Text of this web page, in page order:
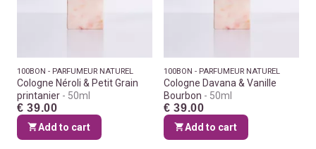
100BON - PARFUMEUR NATUREL
Cologne Néroli & Petit Grain
printanier
50ml
€ 39.00
Add to cart
100BON - PARFUMEUR NATUREL
Cologne Davana & Vanille
Bourbon
50ml
€ 39.00
Add to cart